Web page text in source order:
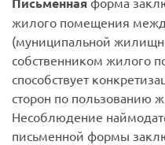
жилого помещения
(муниципальной
собственником жилого
способствует
сторон по
Несоблюдение
письменной формы